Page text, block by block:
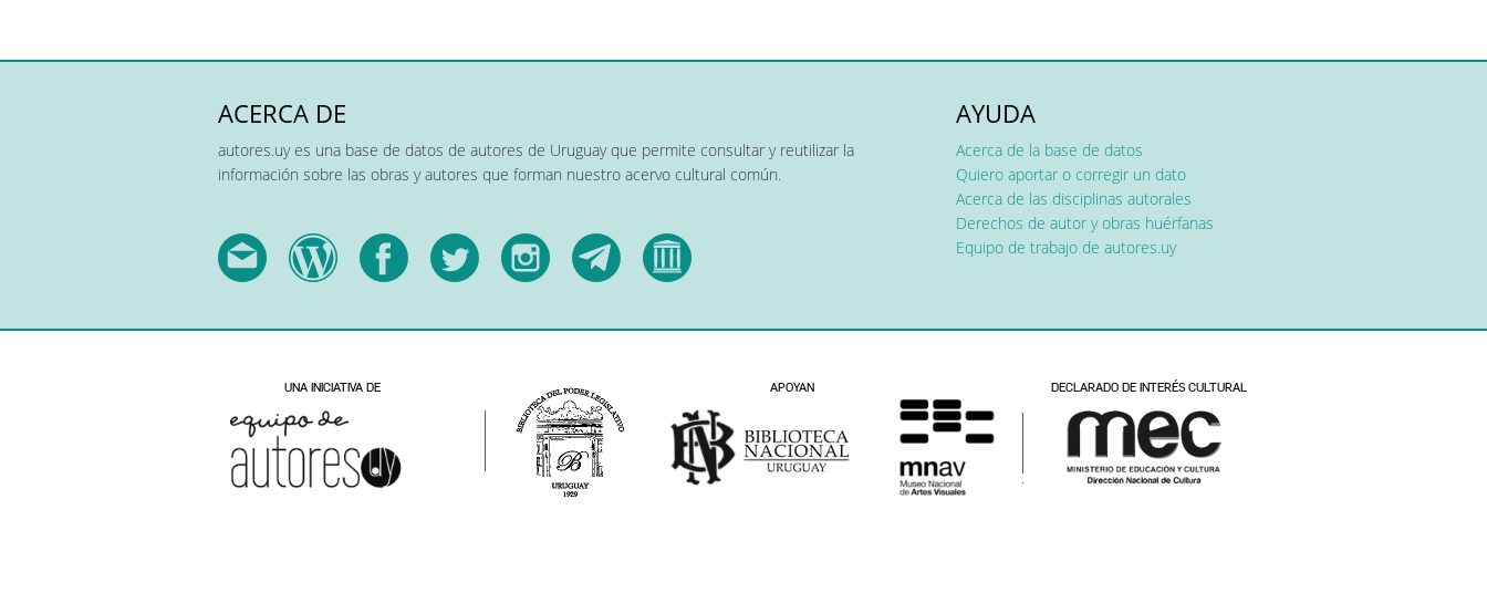
ACERCA DE
autores.uy es una base de datos de autores de Uruguay que permite consultar y reutilizar la
información sobre las obras y autores que forman nuestro acervo cultural común.
AYUDA
Acerca de la base de datos
Quiero aportar o corregir un dato
Acerca de las disciplinas autorales
Derechos de autor y obras huérfanas
Equipo de trabajo de autores.uy